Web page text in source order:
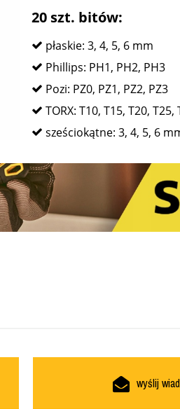
20 szt. bitów:
płaskie: 3, 4, 5, 6 mm
Phillips: PH1, PH2, PH3
Pozi: PZ0, PZ1, PZ2, PZ3
TORX: T10, T15, T20, T25,
sześciokątne: 3, 4, 5, 6
wyślij